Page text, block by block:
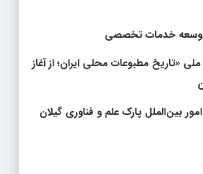
توسعه خدمات تخصصی
«تاریخ مطبوعات محلی ایران؛ از آغاز
بین‌الملل پارک علم و فناوری گیلان